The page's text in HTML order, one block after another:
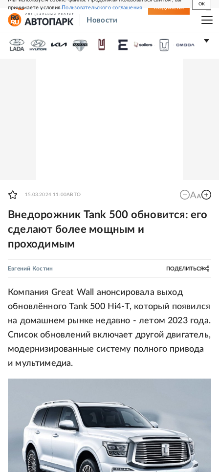
принимаете условияПользовательского соглашения
OK
СВЕЖИЙ НОМЕР ПОДПИСКА
Новости
15.03.2024 11:00АВТО
Внедорожник Tank 500 обновится: его
сделают более мощным и
проходимым
Евгений Костин ПОДЕЛИТЬСЯ
Компания Great Wall анонсировала выход
обновлённого Tank 500 Hi4-T, который появился
на домашнем рынке недавно - летом 2023 года.
Список обновлений включает другой двигатель,
модернизированные систему полного привода
и мультимедиа.